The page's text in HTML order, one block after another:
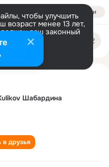
Войти
чтобы улучшить
возраст менее 13 лет,
ваш законный
Шабардина
в друзья